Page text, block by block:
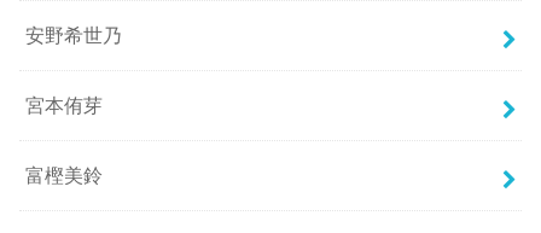
安野希世乃
宮本侑芽
富樫美鈴